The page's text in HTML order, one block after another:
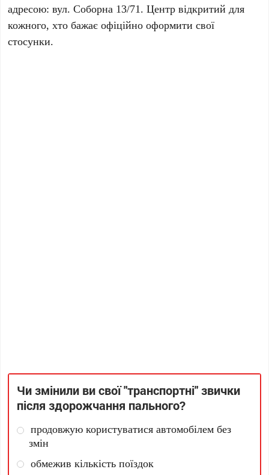
адресою: вул. Соборна 13/71. Центр відкритий для
кожного, хто бажає офіційно оформити свої
стосунки.
Чи змінили ви свої "транспортні" звички
після здорожчання пального?
продовжую користуватися автомобілем без
змін
обмежив кількість поїздок